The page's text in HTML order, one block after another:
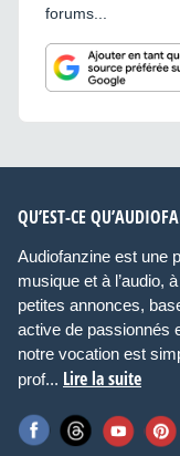
forums...
QU’EST-CE
Audiofanzine est une
musique et à l’audio,
petites annonces,
active de passionnés
notre vocation est
prof... Lire la suite